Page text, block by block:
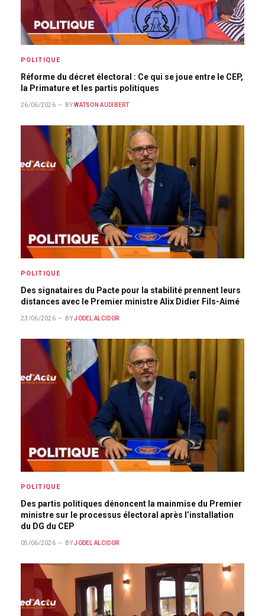
POLITIQUE
Réforme du décret électoral : Ce qui se joue entre le CEP,
la Primature et les partis politiques
26/06/2026 BY WATSON AUDIBERT
POLITIQUE
Des signataires du Pacte pour la stabilité prennent leurs
distances avec le Premier ministre Alix Didier Fils-Aimé
23/06/2026 BY JODEL ALCIDOR
POLITIQUE
Des partis politiques dénoncent la mainmise du Premier
ministre sur le processus électoral après l’installation
du DG du CEP
05/06/2026 BY JODEL ALCIDOR